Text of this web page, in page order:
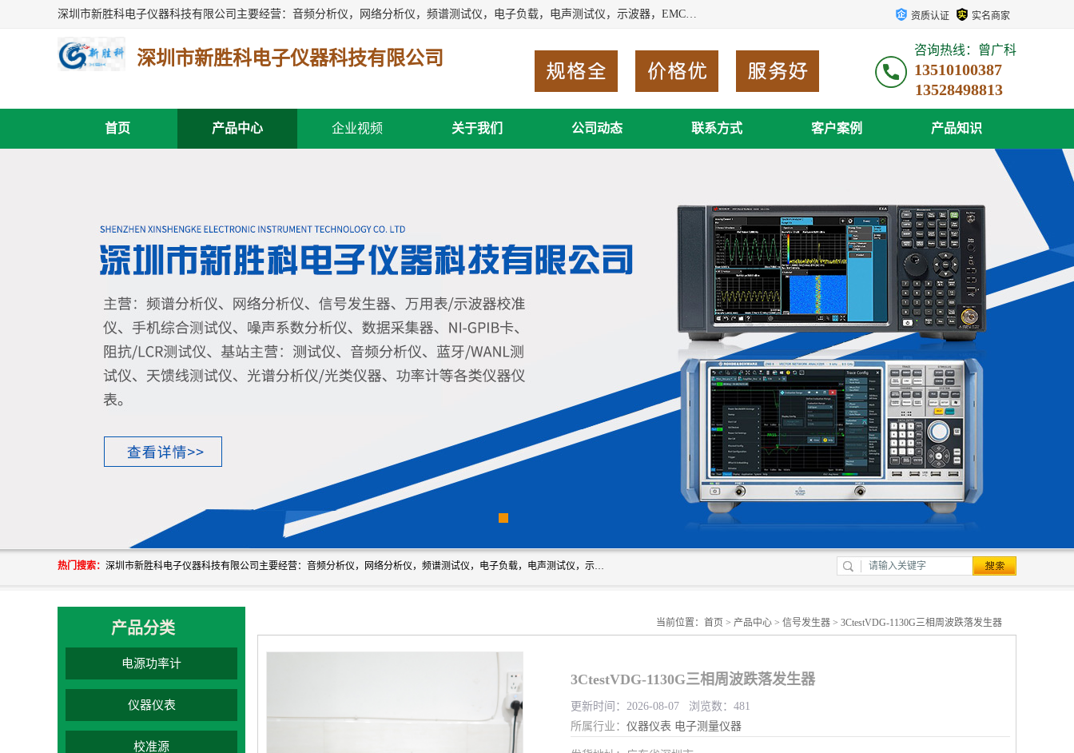
深圳市新胜科电子仪器科技有限公司主要经营：音频分析仪，网络分析仪，频谱测试仪，电子负载，电声测试仪，示波器，EMC电磁兼容测，调制分析仪，LCR测量仪，数字电桥，三相标准源，音频扫频仪，时钟检测仪，信号发生器，电子表，万用表，功率计，喇叭测试仪，综合测试仪等；深圳市新胜科电子仪器科技有限公司希望能与您成为合作伙伴 资质认证 实名商家
深圳市新胜科电子仪器科技有限公司 咨询热线：曾广科
13510100387
首页 产品中心 企业视频 关于我们 公司动态 联系方式 客户案例 产品知识
热门搜索： 深圳市新胜科电子仪器科技有限公司主要经营：音频分析仪，网络分析仪，频谱测试仪，电子负载，电声测试仪，示波器，EMC电磁兼容测，调制分析仪，LCR测量仪，数字电桥，三相标准源，音频扫频仪，时钟检测仪，信号发生器，电子表，万用表，功率计，喇叭测试仪，综合测试仪等；深圳市新胜科电子仪器科技有限公司希望能与您成为合作伙伴
产品分类
电源功率计
仪器仪表
校准源
当前位置： 首页 > 产品中心 > 信号发生器 > 3CtestVDG-1130G三相周波跌落发生器
3CtestVDG-1130G三相周波跌落发生器
更新时间：2026-08-07 浏览数：481
所属行业： 仪器仪表 电子测量仪器